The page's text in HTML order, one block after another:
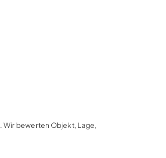
Wir bewerten Objekt, Lage,